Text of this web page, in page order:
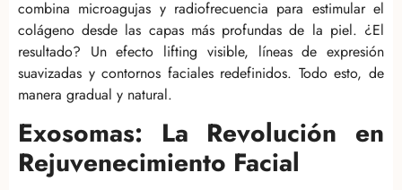
combina microagujas y radiofrecuencia para estimular el
colágeno desde las capas más profundas de la piel. ¿El
resultado? Un efecto lifting visible, líneas de expresión
suavizadas y contornos faciales redefinidos. Todo esto, de
manera gradual y natural.
Exosomas: La Revolución en
Rejuvenecimiento Facial